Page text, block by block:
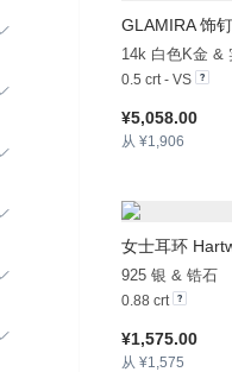
GLAMIRA饰
14k 白色K金 &
0.5 crt - VS
¥5,058.00
从 ¥1,906
女士耳环
925 银 & 锆石
0.88 crt
¥1,575.00
从 ¥1,575